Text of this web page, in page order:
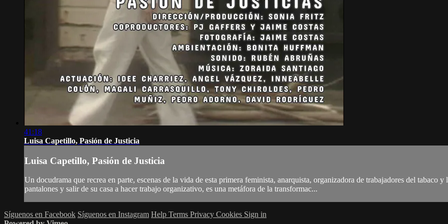
41:18
Luisa Capetillo, Pasión de Justicia
Luisa Capetillo, Pasión de Justicia
Un docudrama que recrea en parte, escenas de la vida de esta primera feminista, anarquista, organizadora de trabajadores del tabaco
pantalones y salir de su casa a hacer trabajo organizativo, es una metáfora de la transformac...
Síguenos en Facebook Síguenos en Instagram Help Terms Privacy Cookies Sign in